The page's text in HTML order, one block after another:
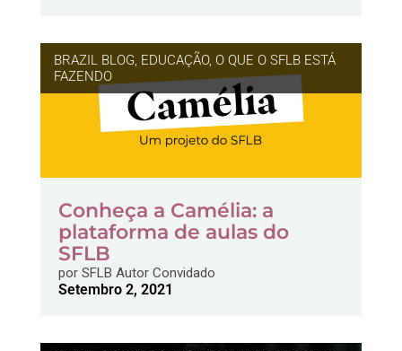
BRAZIL BLOG, EDUCAÇÃO, O QUE O SFLB ESTÁ
FAZENDO
Conheça a Camélia: a
plataforma de aulas do
SFLB
porSFLB Autor Convidado
Setembro 2, 2021